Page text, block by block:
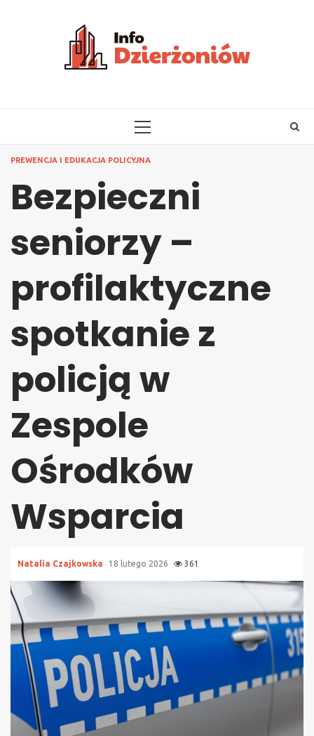
PRIMARY
PREWENCJA I EDUKACJA POLICYJNA
Bezpieczni
seniorzy –
profilaktyczne
spotkanie z
policją w
Zespole
Ośrodków
Wsparcia
Natalia Czajkowska 18 lutego 2026 361